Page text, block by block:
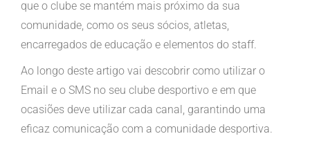
que o clube se mantém mais próximo da sua
comunidade, como os seus sócios, atletas,
encarregados de educação e elementos do staff.
Ao longo deste artigo vai descobrir como utilizar o
Email e o SMS no seu clube desportivo e em que
ocasiões deve utilizar cada canal, garantindo uma
eficaz comunicação com a comunidade desportiva.